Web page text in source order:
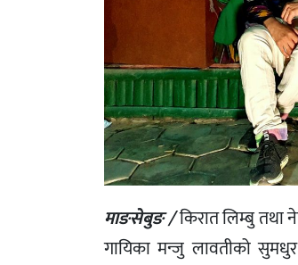
माङसेबुङ /किरात लिम्बु तथा
गायिका मन्जु लावतीको